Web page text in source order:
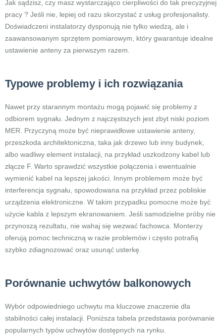
Jak sądzisz, czy masz wystarczająco cierpliwości do tak precyzyjnej
pracy ? Jeśli nie, lepiej od razu skorzystać z usług profesjonalisty.
Doświadczeni instalatorzy dysponują nie tylko wiedzą, ale i
zaawansowanym sprzętem pomiarowym, który gwarantuje idealne
ustawienie anteny za pierwszym razem.
Typowe problemy i ich rozwiązania
Nawet przy starannym montażu mogą pojawić się problemy z
odbiorem sygnału. Jednym z najczęstszych jest zbyt niski poziom
MER. Przyczyną może być nieprawidłowe ustawienie anteny,
przeszkoda architektoniczna, taka jak drzewo lub inny budynek,
albo wadliwy element instalacji, na przykład uszkodzony kabel lub
złącze F. Warto sprawdzić wszystkie połączenia i ewentualnie
wymienić kabel na lepszej jakości. Innym problemem może być
interferencja sygnału, spowodowana na przykład przez pobliskie
urządzenia elektroniczne. W takim przypadku pomocne może być
użycie kabla z lepszym ekranowaniem. Jeśli samodzielne próby nie
przynoszą rezultatu, nie wahaj się wezwać fachowca. Monterzy
oferują pomoc techniczną w razie problemów i często potrafią
szybko zdiagnozować oraz usunąć usterkę.
Porównanie uchwytów balkonowych
Wybór odpowiedniego uchwytu ma kluczowe znaczenie dla
stabilności całej instalacji. Poniższa tabela przedstawia porównanie
popularnych typów uchwytów dostępnych na rynku.